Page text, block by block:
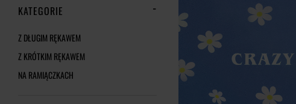
KATEGORIE
Z DŁUGIM RĘKAWEM
Z KRÓTKIM RĘKAWEM
NA RAMIĄCZKACH